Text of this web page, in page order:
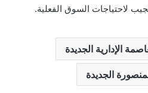
لاحتياجات السوق الفعلية.
الإدارية الجديدة
الجديدة